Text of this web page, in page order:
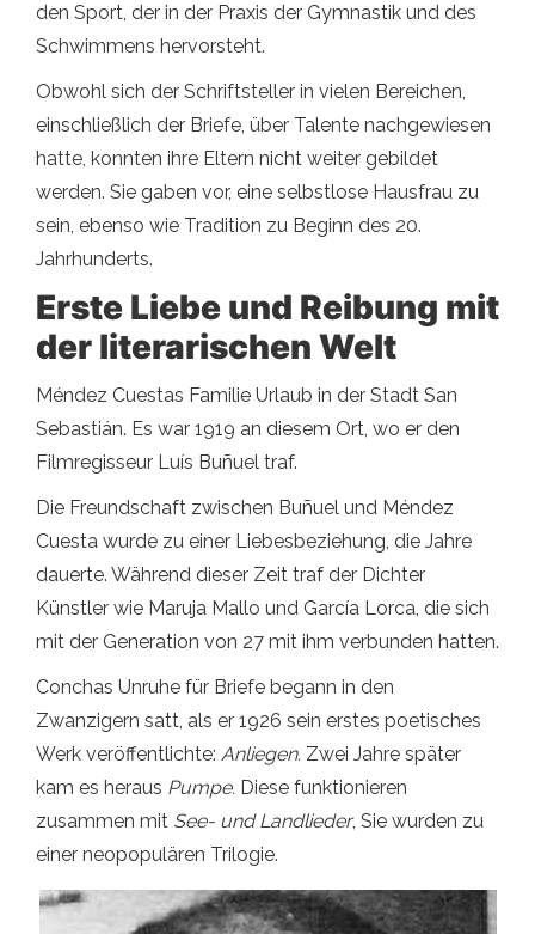
den Sport, der in der Praxis der Gymnastik und des
Schwimmens hervorsteht.
Obwohl sich der Schriftsteller in vielen Bereichen,
einschließlich der Briefe, über Talente nachgewiesen
hatte, konnten ihre Eltern nicht weiter gebildet
werden. Sie gaben vor, eine selbstlose Hausfrau zu
sein, ebenso wie Tradition zu Beginn des 20.
Jahrhunderts.
Erste Liebe und Reibung mit
der literarischen Welt
Méndez Cuestas Familie Urlaub in der Stadt San
Sebastián. Es war 1919 an diesem Ort, wo er den
Filmregisseur Luís Buñuel traf.
Die Freundschaft zwischen Buñuel und Méndez
Cuesta wurde zu einer Liebesbeziehung, die Jahre
dauerte. Während dieser Zeit traf der Dichter
Künstler wie Maruja Mallo und García Lorca, die sich
mit der Generation von 27 mit ihm verbunden hatten.
Conchas Unruhe für Briefe begann in den
Zwanzigern satt, als er 1926 sein erstes poetisches
Werk veröffentlichte: Anliegen. Zwei Jahre später
kam es heraus Pumpe. Diese funktionieren
zusammen mit See- und Landlieder, Sie wurden zu
einer neopopulären Trilogie.